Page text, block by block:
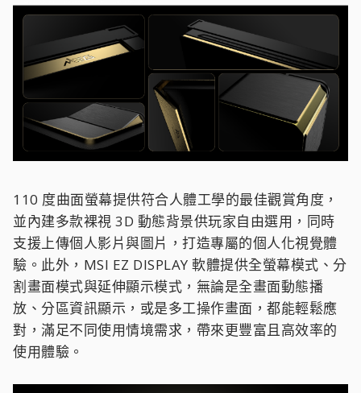
110 度曲面螢幕提供符合人體工學的最佳觀賞角度，
並內建多款裸視 3D 動態背景供玩家自由選用，同時
支援上傳個人影片與圖片，打造專屬的個人化視覺體
驗。此外，MSI EZ DISPLAY 軟體提供全螢幕模式、分
割畫面模式與延伸顯示模式，無論是全畫面動態播
放、分區資訊顯示，或是多工操作畫面，都能輕鬆應
對，滿足不同使用情境需求，帶來更豐富且高效率的
使用體驗。